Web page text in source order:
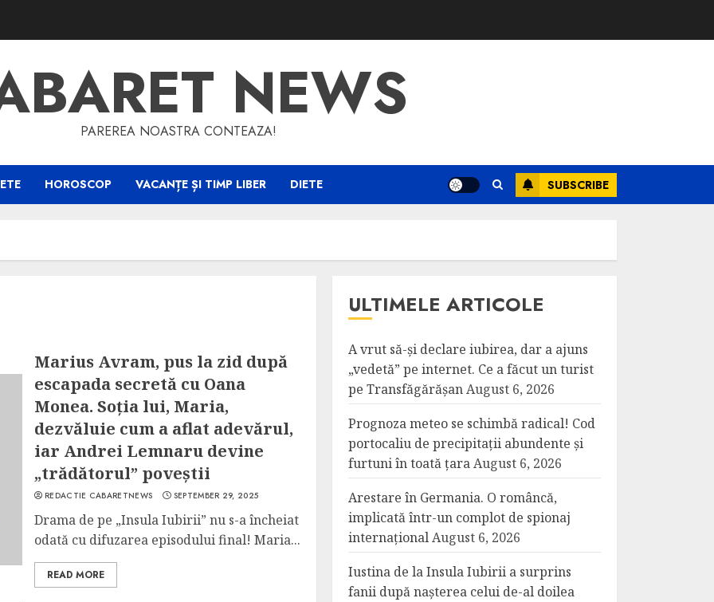
NEWS
PAREREA NOASTRA CONTEAZA!
HOROSCOP VACANȚE ȘI TIMP LIBER DIETE SUBSCRIBE
Marius Avram, pus la zid după
escapada secretă cu Oana
Monea. Soția lui, Maria,
dezvăluie cum a aflat adevărul,
iar Andrei Lemnaru devine
„trădătorul” poveștii
REDACTIE CABARETNEWS SEPTEMBER 29, 2025
Drama de pe „Insula Iubirii” nu s-a încheiat
odată cu difuzarea episodului final! Maria...
READ MORE
ULTIMELE ARTICOLE
A vrut să-și declare iubirea, dar a ajuns
„vedetă” pe internet. Ce a făcut un turist
pe TransfăgărășanAugust 6, 2026
Prognoza meteo se schimbă radical! Cod
portocaliu de precipitații abundente și
furtuni în toată țaraAugust 6, 2026
Arestare în Germania. O româncă,
implicată într-un complot de spionaj
internaționalAugust 6, 2026
Iustina de la Insula Iubirii a surprins
fanii după nașterea celui de-al doilea